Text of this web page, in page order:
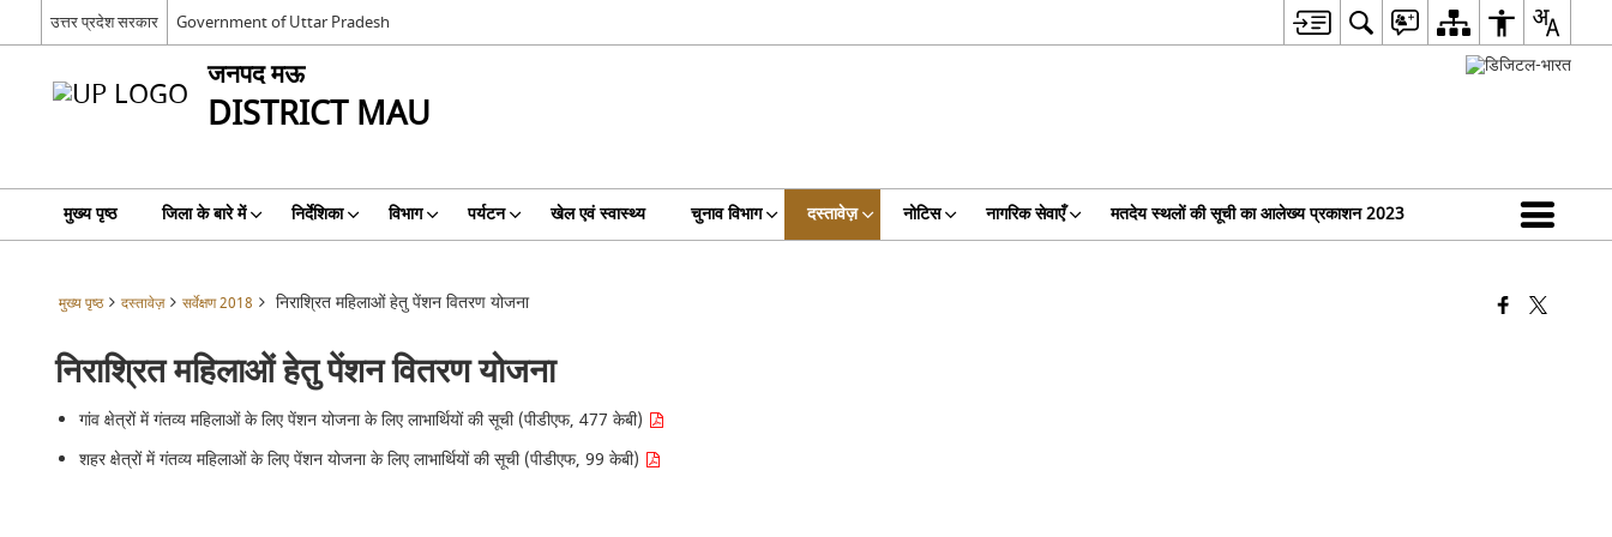
उत्तर प्रदेश सरकार Government of Uttar Pradesh
जनपद मऊ
DISTRICT MAU
मुख्य पृष्ठ जिला के बारे में निर्देशिका विभाग पर्यटन खेल एवं स्वास्थ्य चुनाव विभाग दस्तावेज़ नोटिस नागरिक सेवाएँ मतदेय स्थलों की सूची का आलेख्य प्रकाशन 2023
मुख्य पृष्ठ दस्तावेज़ सर्वेक्षण 2018 निराश्रित महिलाओं हेतु पेंशन वितरण योजना
निराश्रित महिलाओं हेतु पेंशन वितरण योजना
गांव क्षेत्रों में गंतव्य महिलाओं के लिए पेंशन योजना के लिए लाभार्थियों की सूची (पीडीएफ, 477 केबी)
शहर क्षेत्रों में गंतव्य महिलाओं के लिए पेंशन योजना के लिए लाभार्थियों की सूची (पीडीएफ, 99 केबी)